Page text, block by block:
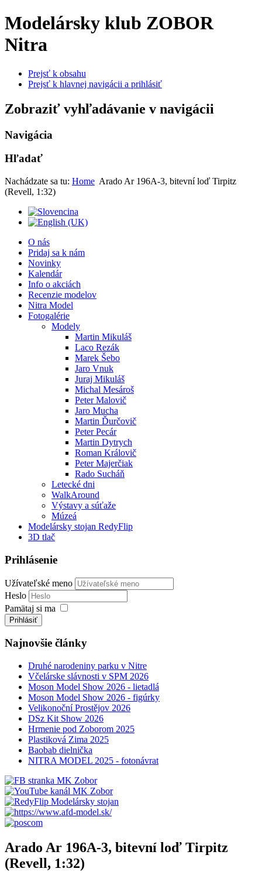
Modelársky klub ZOBOR
Nitra
Prejsť k obsahu
Prejsť k hlavnej navigácii a prihlásiť
Zobraziť vyhľadávanie v navigácii
Navigácia
Hľadať
Nachádzate sa tu: Home Arado Ar 196A-3, bitevní loď Tirpitz
(Revell, 1:32)
O nás
Pridaj sa k nám
Novinky
Kalendár
Info o akciách
Recenzie modelov
Nitra Model
Fotogalérie
Modely
Martin Mikuláš
Laco Rezák
Marek Šebo
Jaro Vnuk
Juraj Mikuláš
Michal Mesároš
Peter Malovič
Jaro Mucha
Martin Ďurčovič
Peter Pecár
Martin Dytrych
Roman Královič
Peter Majerčiak
Rado Sucháň
Letecké dni
WalkAround
Výstavy a súťaže
Múzeá
Modelársky stojan RedyFlip
3D tlač
Prihlásenie
Užívateľské meno
Heslo
Pamätaj si ma
Prihlásiť
Najnovšie články
Druhé narodeniny parku v Nitre
Včelárske slávnosti v SPM 2026
Moson Model Show 2026 - lietadlá
Moson Model Show 2026 - figúrky
Velikonoční Prostějov 2026
DSz Kit Show 2026
Hrmenie pod Zoborom 2025
Plastiková Zima 2025
Baobab dielnička
NITRA MODEL 2025 - fotonávrat
Arado Ar 196A-3, bitevní loď Tirpitz
(Revell, 1:32)